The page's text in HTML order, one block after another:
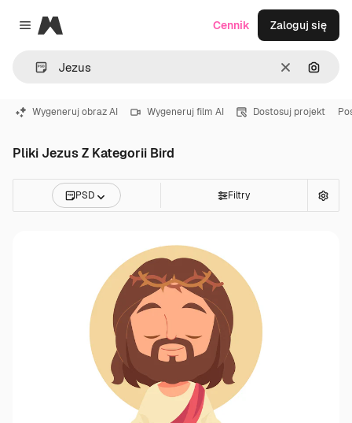
Close menu
Magnific
WyczyśćSzukaj
Cennik Zaloguj się
Wygeneruj obraz AI Wygeneruj film AI Dostosuj projekt
Pliki Jezus Z Kategorii Bird
PSD Filtry